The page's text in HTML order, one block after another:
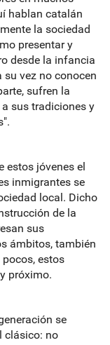
hablan catalán
la sociedad
presentar y
desde la infancia
su vez no conocen
sufren la
sus tradiciones y
estos jóvenes el
inmigrantes se
local. Dicho
de la
sus
ámbitos, también
estos
próximo.
se
clásico: no